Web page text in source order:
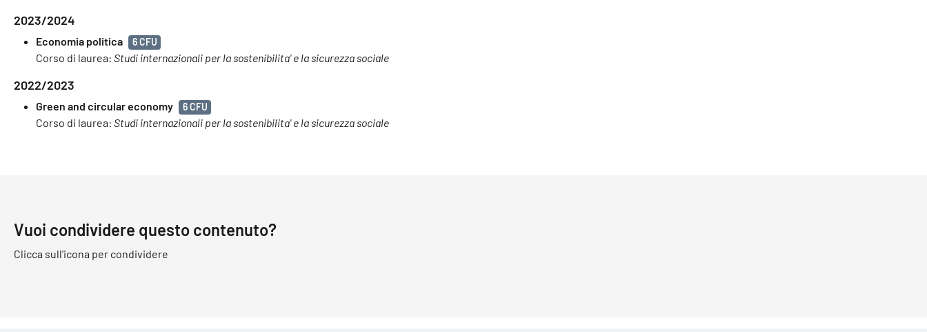
2023/2024
Economia politica 6 CFU
Corso di laurea: Studi internazionali per la sostenibilita' e la sicurezza sociale
2022/2023
Green and circular economy 6 CFU
Corso di laurea: Studi internazionali per la sostenibilita' e la sicurezza sociale
Vuoi condividere questo contenuto?
Clicca sull'icona per condividere